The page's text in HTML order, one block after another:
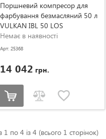
Поршневий компресор для
фарбування безмасляний 50 л
VULKAN IBL 50 LOS
Немає в наявності
Арт: 25368
14 042 грн.
1 по 4 із 4 (всього 1 сторінок)